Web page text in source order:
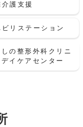
介護支援
ビリステーション
の整形外科クリニ
デイケアセンター